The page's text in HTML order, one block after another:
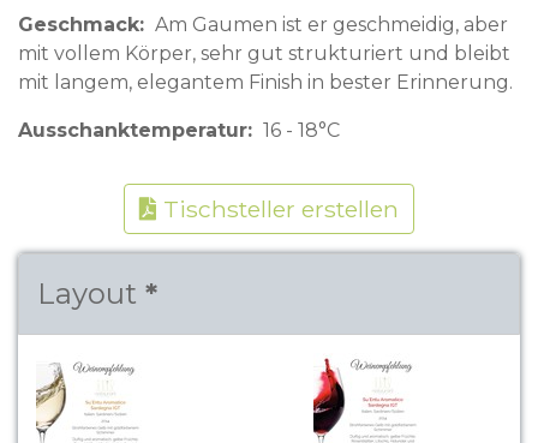
Geschmack
Am Gaumen ist er geschmeidig, aber
mit vollem Körper, sehr gut strukturiert und bleibt
mit langem, elegantem Finish in bester Erinnerung.
Ausschanktemperatur 16 - 18°C
Tischsteller erstellen
Layout